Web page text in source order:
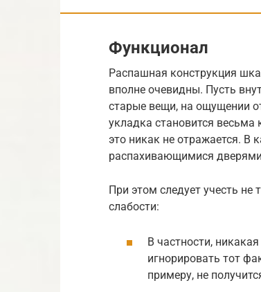
Функционал
Распашная конструкция
вполне очевидны. Пусть
старые вещи, на ощущении
укладка становится весьма
это никак не отражается.
распахивающимися
При этом следует учесть
слабости:
В частности,
игнорировать тот
примеру, не